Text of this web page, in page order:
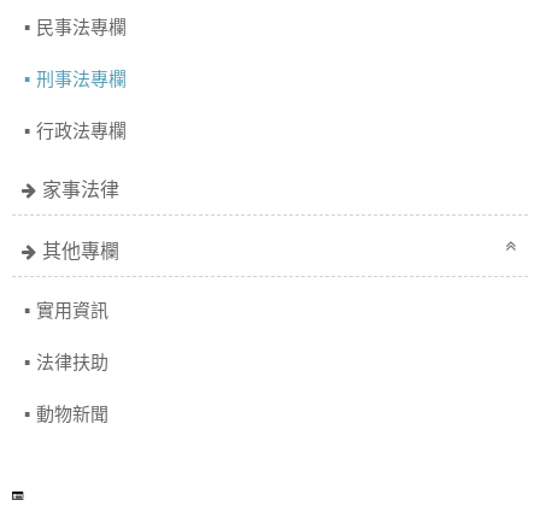
民事法專欄
刑事法專欄
行政法專欄
家事法律
其他專欄
實用資訊
法律扶助
動物新聞